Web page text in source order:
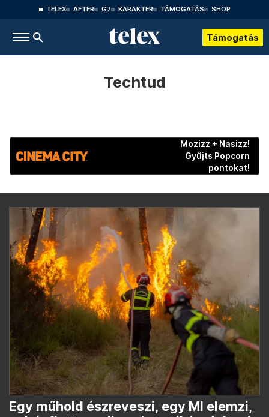
TELEX AFTER G7 KARAKTER TÁMOGATÁS SHOP
Támogatás
Techtud
Mozizz + Nasizz!
Gyűjts Popcorn
pontokat!
Egy műhold észreveszi, egy MI elemzi,